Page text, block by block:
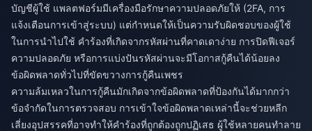
บัญชีผู้ใช้ แพลตฟอร์มมีเครื่องมือรักษาความปลอดภัยให้ (2FA, การ
แจ้งเตือนการเข้าสู่ระบบ) แต่กำหนดให้เป็นความรับผิดชอบของผู้ใช้
ในการนำไปใช้ คำร้องที่เกิดจากรหัสผ่านที่คาดเดาง่าย การปิดฟีเจอร์
ความปลอดภัย หรือการแบ่งปันรหัสผ่านจะมีโอกาสกู้คืนได้น้อยลง
ข้อผิดพลาดทั่วไปที่ขัดขวางการกู้คืนเพชร
ความล้มเหลวในการกู้คืนมักเกิดจากข้อผิดพลาดที่ป้องกันได้มากกว่า
ข้อจำกัดในการตรวจสอบ การเข้าใจข้อผิดพลาดเหล่านี้จะช่วยหลีก
เลี่ยงอุปสรรคที่อาจทำให้คำร้องที่ถูกต้องถูกปฏิเสธ ผู้ใช้หลายคนทำลาย